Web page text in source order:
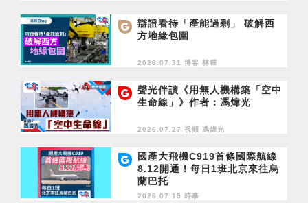
辯證看待「產能過剩」 破解西
方地緣包圍
2026.07.31 博客 林暉
聲光伴讀《用無人機構築「空中
生命線」》作者：馮煒光
2026.07.27 視頻 馮煒光
國產大飛機C919首條國際航線
8.12開通！每日1班北京來往烏
蘭巴托
2026.07.19 時事